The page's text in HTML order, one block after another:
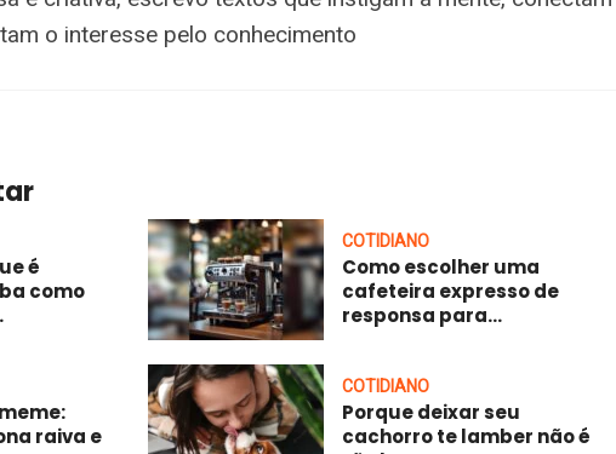
o interesse pelo conhecimento
é
como
COTIDIANO
Como escolher uma
cafeteira expresso de
responsa para...
raiva e
COTIDIANO
Porque deixar seu
cachorro te lamber não é